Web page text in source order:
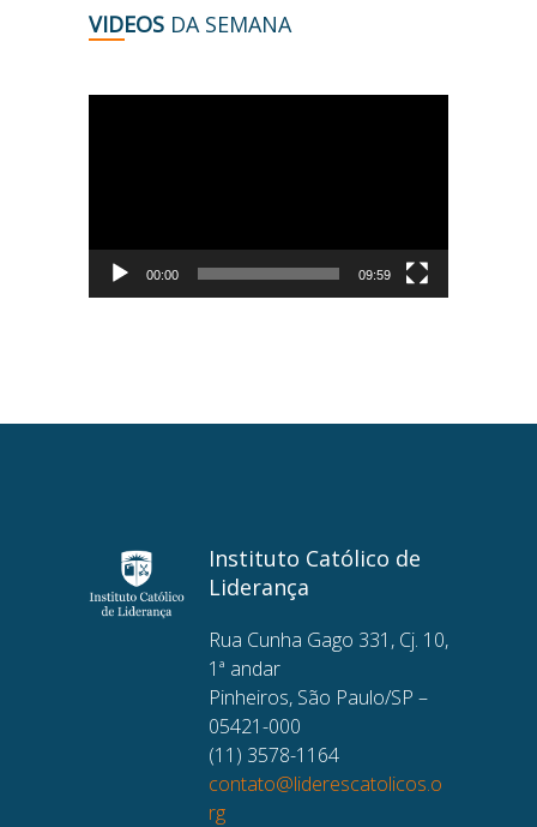
VIDEOS DA SEMANA
00:00 09:59
Instituto Católico de
Liderança
Rua Cunha Gago 331, Cj. 10,
1ª andar
Pinheiros, São Paulo/SP –
05421-000
(11) 3578-1164
contato@liderescatolicos.o
rg